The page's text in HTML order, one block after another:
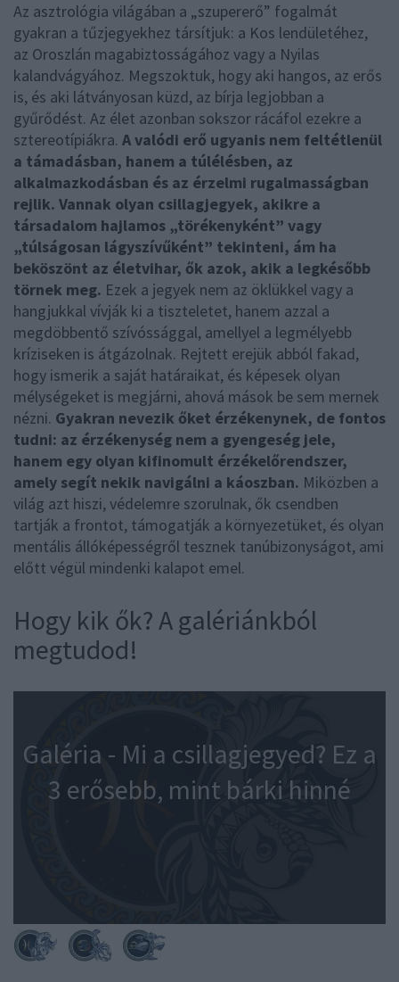
Az asztrológia világában a „szupererő” fogalmát
gyakran a tűzjegyekhez társítjuk: a Kos lendületéhez,
az Oroszlán magabiztosságához vagy a Nyilas
kalandvágyához. Megszoktuk, hogy aki hangos, az erős
is, és aki látványosan küzd, az bírja legjobban a
gyűrődést. Az élet azonban sokszor rácáfol ezekre a
sztereotípiákra. A valódi erő ugyanis nem feltétlenül
a támadásban, hanem a túlélésben, az
alkalmazkodásban és az érzelmi rugalmasságban
rejlik. Vannak olyan csillagjegyek, akikre a
társadalom hajlamos „törékenyként” vagy
„túlságosan lágyszívűként” tekinteni, ám ha
beköszönt az életvihar, ők azok, akik a legkésőbb
törnek meg. Ezek a jegyek nem az öklükkel vagy a
hangjukkal vívják ki a tiszteletet, hanem azzal a
megdöbbentő szívóssággal, amellyel a legmélyebb
kríziseken is átgázolnak. Rejtett erejük abból fakad,
hogy ismerik a saját határaikat, és képesek olyan
mélységeket is megjárni, ahová mások be sem mernek
nézni. Gyakran nevezik őket érzékenynek, de fontos
tudni: az érzékenység nem a gyengeség jele,
hanem egy olyan kifinomult érzékelőrendszer,
amely segít nekik navigálni a káoszban. Miközben a
világ azt hiszi, védelemre szorulnak, ők csendben
tartják a frontot, támogatják a környezetüket, és olyan
mentális állóképességről tesznek tanúbizonyságot, ami
előtt végül mindenki kalapot emel.
Hogy kik ők? A galériánkból
megtudod!
Galéria - Mi a csillagjegyed? Ez a
3 erősebb, mint bárki hinné